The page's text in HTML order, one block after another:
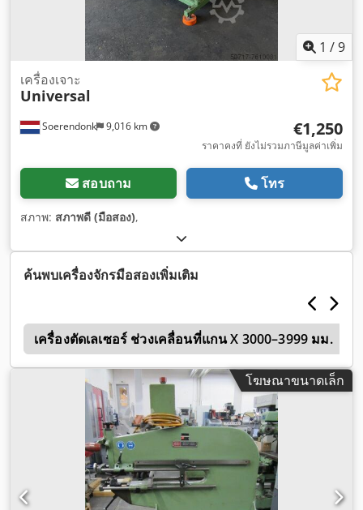
1 /9
Soerendonk 9,016 km
เครื่องเจาะ
Universal
€1,250
ราคาคงที่ ยังไม่รวมภาษีมูลค่าเพิ่ม
สอบถาม โทร
สภาพ: สภาพดี (มือสอง),
ค้นพบเครื่องจักรมือสองเพิ่มเติม
เครื่องตัดเลเซอร์ ช่วงเคลื่อนที่แกน X 3000–3999 มม.
โฆษณาขนาดเล็ก